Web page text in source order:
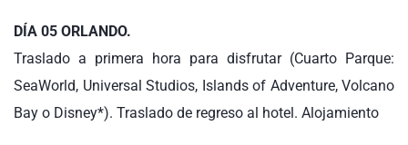
DÍA 05 ORLANDO.
Traslado a primera hora para disfrutar (Cuarto Parque:
SeaWorld, Universal Studios, Islands of Adventure, Volcano
Bay o Disney*). Traslado de regreso al hotel. Alojamiento